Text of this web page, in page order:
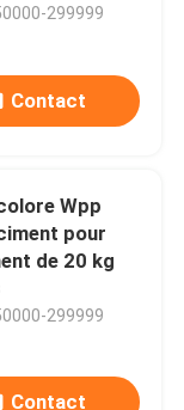
299999
Contact
Wpp
pour
de 20 kg
299999
Contact